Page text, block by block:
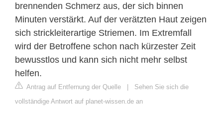
brennenden Schmerz aus, der sich binnen
Minuten verstärkt. Auf der verätzten Haut zeigen
sich strickleiterartige Striemen. Im Extremfall
wird der Betroffene schon nach kürzester Zeit
bewusstlos und kann sich nicht mehr selbst
helfen.
Antrag auf Entfernung der Quelle | Sehen Sie sich die
vollständige Antwort auf planet-wissen.de an